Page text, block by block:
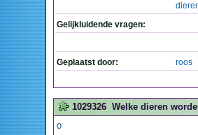
Gelijkluidende vragen:
Geplaatst door: roos
1029326 Welke dieren
O